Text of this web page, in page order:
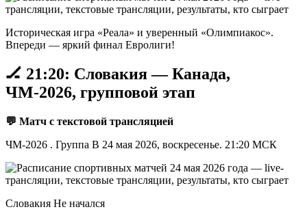
Историческая игра «Реала» и уверенный «Олимпиакос».
Впереди — яркий финал Евролиги!
🏒 21:20: Словакия — Канада,
ЧМ-2026, групповой этап
💬 Матч с текстовой трансляцией
ЧМ-2026 . Группа B 24 мая 2026, воскресенье. 21:20 МСК
Словакия Не начался